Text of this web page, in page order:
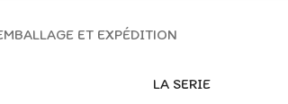
ET EXPÉDITION
LA SERIE